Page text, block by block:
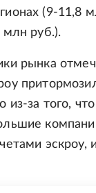
(9-11,8
млн руб.).
рынка
из-за того,
эскроу,